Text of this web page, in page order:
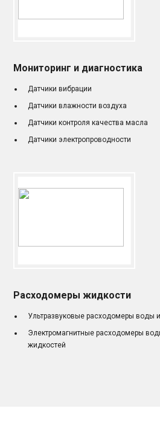
Мониторинг и диагностика
Датчики вибрации
Датчики влажности воздуха
Датчики контроля качества масла
Датчики электропроводности
Расходомеры жидкости
Ультразвуковые расходомеры воды
Электромагнитные расходомеры
жидкостей